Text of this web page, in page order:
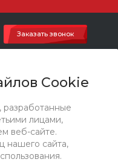
Cookie
лицами,
веб-сайте.
нашего сайта,
Заказать звонок